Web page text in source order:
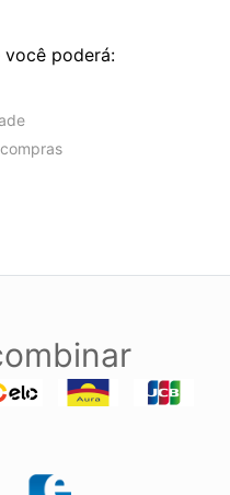
você poderá: